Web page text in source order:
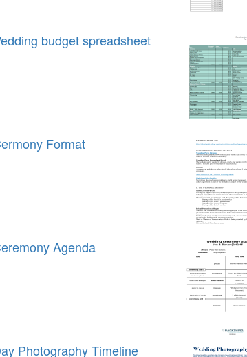
budget spreadsheet
Format
Agenda
Photography Timeline